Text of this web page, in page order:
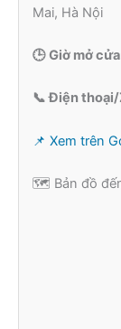
Mai, Hà Nội
🕒 Giờ mở
📞 Điện
📌 Xem trên
🗺️ Bản đồ đến